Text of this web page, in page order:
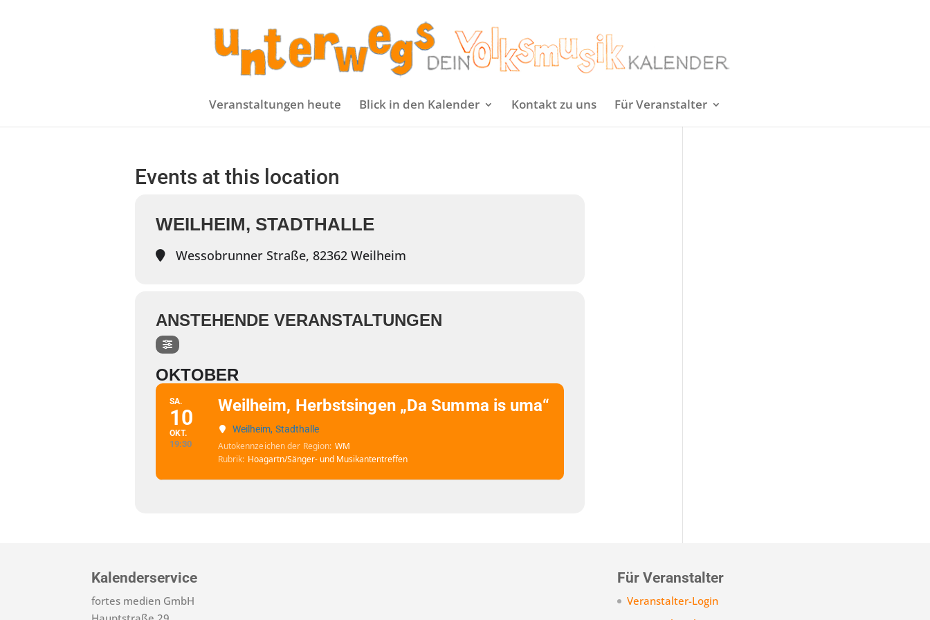
Veranstaltungen heute Blick in den Kalender Kontakt zu uns Für Veranstalter
Events at this location
WEILHEIM, STADTHALLE
Wessobrunner Straße, 82362 Weilheim
ANSTEHENDE VERANSTALTUNGEN
OKTOBER
SA.
10
OKT.
19:30
Weilheim, Herbstsingen „Da Summa is uma“
Weilheim, Stadthalle
Autokennzeichen der Region WM
Rubrik Hoagartn/Sänger- und Musikantentreffen
Kalenderservice
fortes medien GmbH
Für Veranstalter
Veranstalter-Login